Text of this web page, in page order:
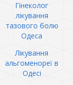
Гінеколог
лікування
тазового болю
Одеса
Лікування
альгоменореї в
Одесі